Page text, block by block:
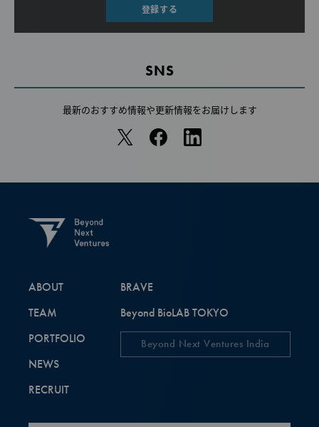
登録する
SNS
最新のおすすめ情報や更新情報をお届けします
ABOUT
TEAM
PORTFOLIO
NEWS
RECRUIT
BRAVE
Beyond BioLAB TOKYO
Beyond Next Ventures India